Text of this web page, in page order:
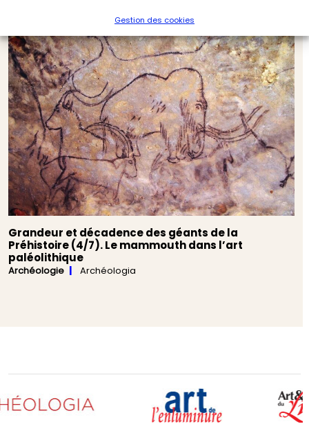
Gestion des cookies
Grandeur et décadence des géants de la
Préhistoire (4/7). Le mammouth dans l’art
paléolithique
Archéologie Archéologia